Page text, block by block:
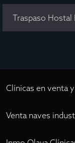
Traspaso Hostal
Clínicas en venta
Venta naves